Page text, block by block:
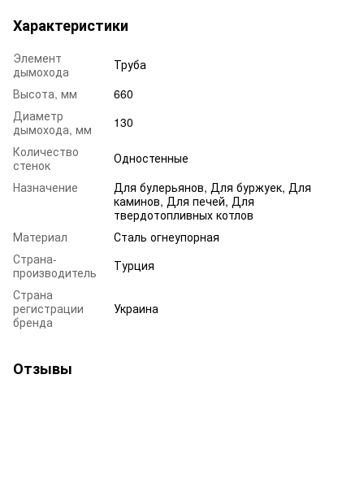
Характеристики
Элемент
дымохода
Труба
Высота, мм
660
Диаметр
дымохода, мм
130
Количество
стенок
Одностенные
Назначение
Для булерьянов, Для буржуек, Для
каминов, Для печей, Для
твердотопливных котлов
Материал
Сталь огнеупорная
Страна-
производитель
Турция
Страна
регистрации
бренда
Украина
Отзывы